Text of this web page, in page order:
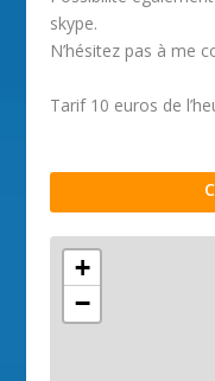
skype.
N’hésitez pas à me
Tarif 10 euros de
+
−